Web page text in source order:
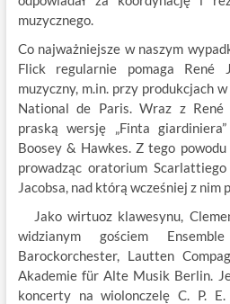
muzycznego.
Co najważniejsze w naszym
Flick regularnie pomaga René
muzyczny, m.in. przy produkcjach
National de Paris. Wraz z René
praską wersję „Finta
Boosey & Hawkes. Z tego
prowadząc oratorium
Jacobsa, nad którą wcześniej z nim
Jako wirtuoz klawesynu,
widzianym gościem
Barockorchester, Lautten
Akademie für Alte Musik Berlin.
koncerty na wiolonczelę C. P. E.